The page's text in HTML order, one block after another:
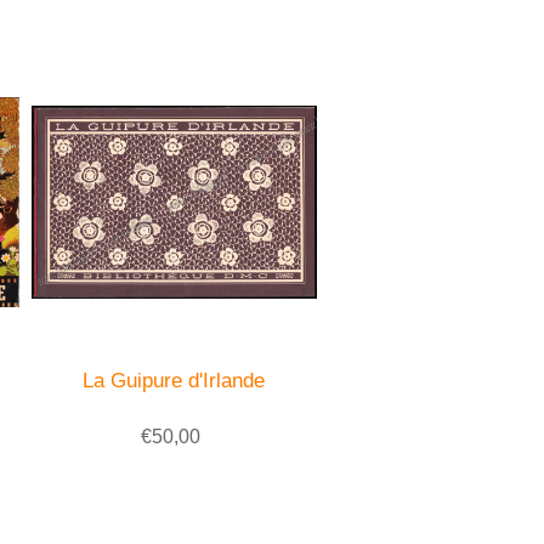
La Guipure d'Irlande
€50,00